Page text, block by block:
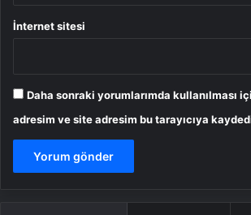
İnternet sitesi
Daha sonraki yorumlarımda kullanılması
adresim ve site adresim bu tarayıcıya